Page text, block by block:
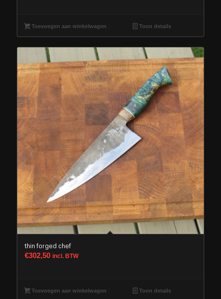
Toevoegen aan winkelwagen Toon details
thin forged chef
€302,50 incl. BTW
Toevoegen aan winkelwagen Toon details